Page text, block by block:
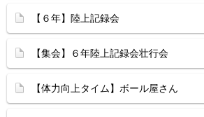
【６年】陸上記録会
【集会】６年陸上記録会壮行会
【体力向上タイム】ボール屋さん